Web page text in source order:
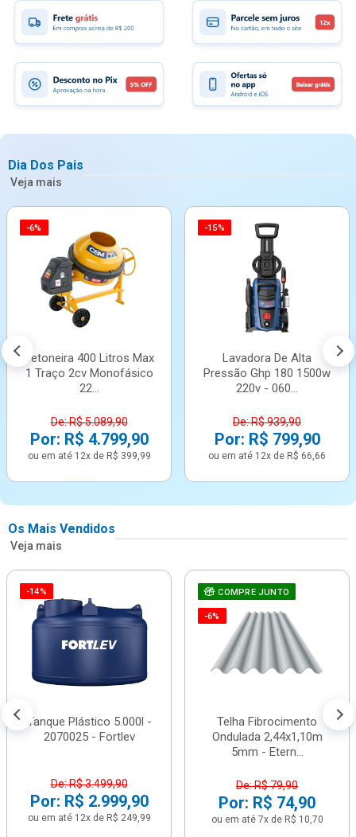
Dia Dos Pais
Veja mais
-6%
Betoneira 400 Litros Max
1 Traço 2cv Monofásico
22...
De: R$ 5.089,90
Por: R$ 4.799,90
ou em até 12x de R$ 399,99
-15%
Lavadora De Alta
Pressão Ghp 180 1500w
220v - 060...
De: R$ 939,90
Por: R$ 799,90
ou em até 12x de R$ 66,66
Os Mais Vendidos
Veja mais
-14%
Tanque Plástico 5.000l -
2070025 - Fortlev
De: R$ 3.499,90
Por: R$ 2.999,90
ou em até 12x de R$ 249,99
COMPRE JUNTO
-6%
Telha Fibrocimento
Ondulada 2,44x1,10m
5mm - Etern...
De: R$ 79,90
Por: R$ 74,90
ou em até 7x de R$ 10,70